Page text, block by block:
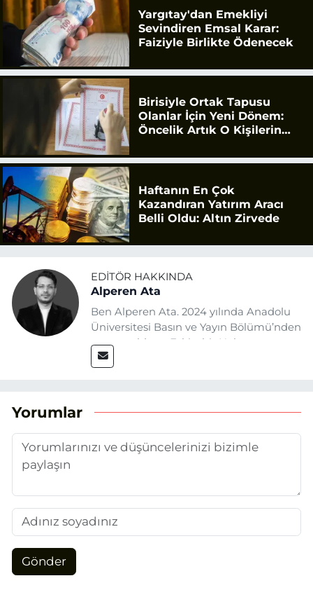
Yargıtay'dan Emekliyi
Sevindiren Emsal Karar:
Faiziyle Birlikte Ödenecek
Birisiyle Ortak Tapusu
Olanlar İçin Yeni Dönem:
Öncelik Artık O Kişilerin
Haftanın En Çok
Kazandıran Yatırım Aracı
Belli Oldu: Altın Zirvede
EDITÖR HAKKINDA
Alperen Ata
Ben Alperen Ata. 2024 yılında Anadolu
Üniversitesi Basın ve Yayın Bölümü’nden
mezun oldum. Eskişehir Haber
Ajansı’nda (EHA) muhabir ve editör
Yorumlar
Gönder